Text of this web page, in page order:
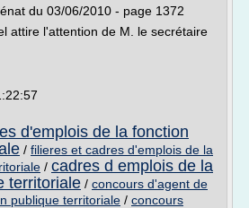
du 03/06/2010 - page 1372
attire l'attention de M. le secrétaire
d'emplois de la fonction
/ filieres et cadres d'emplois de la
/ cadres d emplois de la
territoriale / concours d'agent de
publique territoriale / concours